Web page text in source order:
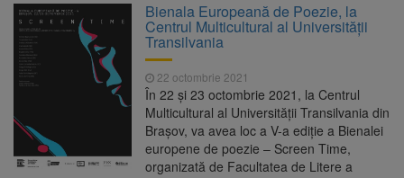
Bienala Europeană de Poezie, la
Centrul Multicultural al Universității
Transilvania
22 octombrie 2021
În 22 și 23 octombrie 2021, la Centrul
Multicultural al Universității Transilvania din
Brașov, va avea loc a V-a ediție a Bienalei
europene de poezie – Screen Time,
organizată de Facultatea de Litere a